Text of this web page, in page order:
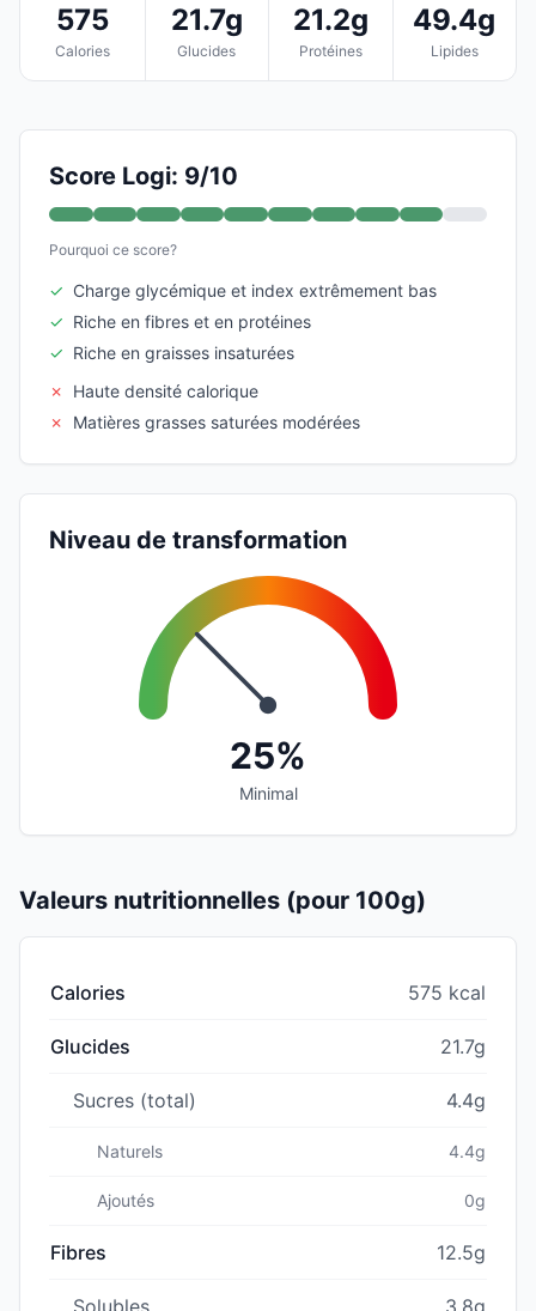
575
Calories
21.7g
Glucides
21.2g
Protéines
49.4g
Lipides
Score Logi: 9/10
Pourquoi ce score?
✓ Charge glycémique et index extrêmement bas
✓ Riche en fibres et en protéines
✓ Riche en graisses insaturées
✗
Haute densité calorique
✗
Matières grasses saturées modérées
Niveau de transformation
25%
Minimal
Valeurs nutritionnelles (pour 100g)
Calories 575 kcal
Glucides 21.7g
Sucres (total) 4.4g
Naturels 4.4g
Ajoutés 0g
Fibres 12.5g
Solubles 3.8g